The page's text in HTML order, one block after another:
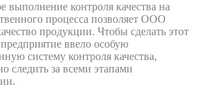
выполнение контроля качества на
процесса позволяет OOO
продукции. Чтобы сделать этот
ввело особую
систему контроля качества,
следить за всеми этапами